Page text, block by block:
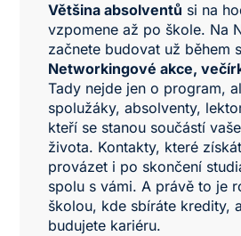
Většina absolventů si na
vzpomene až po škole. Na
začnete budovat už během
Networkingové akce,
Tady nejde jen o program,
spolužáky, absolventy,
kteří se stanou součástí
života. Kontakty, které
provázet i po skončení
spolu s vámi. A právě to je
školou, kde sbíráte kredity,
budujete kariéru.